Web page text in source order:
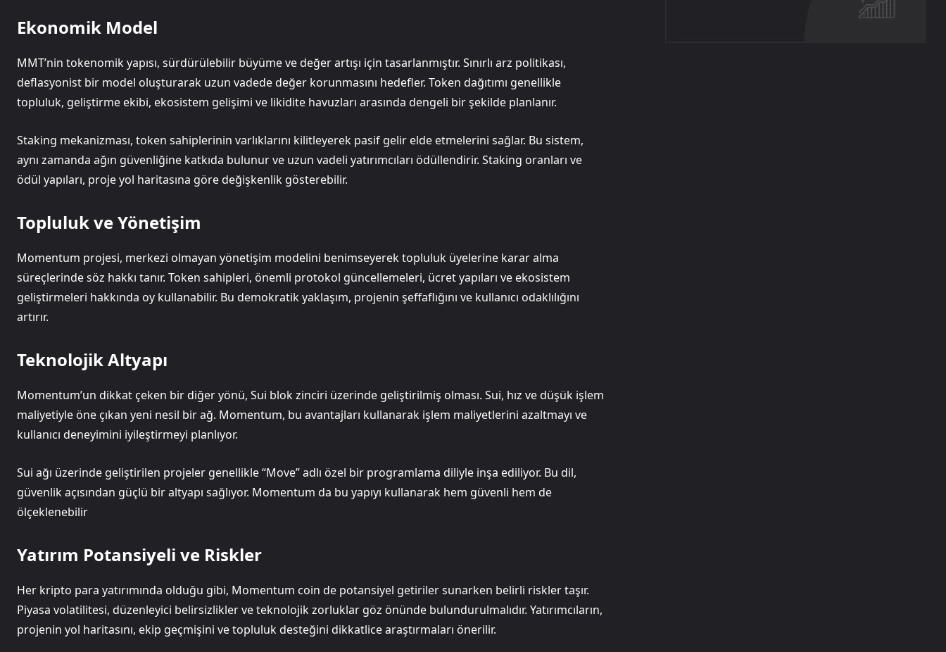
Ekonomik Model
MMT’nin tokenomik yapısı, sürdürülebilir büyüme ve değer artışı için tasarlanmıştır. Sınırlı arz politikası,
deflasyonist bir model oluşturarak uzun vadede değer korunmasını hedefler. Token dağıtımı genellikle
topluluk, geliştirme ekibi, ekosistem gelişimi ve likidite havuzları arasında dengeli bir şekilde planlanır.
Staking mekanizması, token sahiplerinin varlıklarını kilitleyerek pasif gelir elde etmelerini sağlar. Bu sistem,
aynı zamanda ağın güvenliğine katkıda bulunur ve uzun vadeli yatırımcıları ödüllendirir. Staking oranları ve
ödül yapıları, proje yol haritasına göre değişkenlik gösterebilir.
Topluluk ve Yönetişim
Momentum projesi, merkezi olmayan yönetişim modelini benimseyerek topluluk üyelerine karar alma
süreçlerinde söz hakkı tanır. Token sahipleri, önemli protokol güncellemeleri, ücret yapıları ve ekosistem
geliştirmeleri hakkında oy kullanabilir. Bu demokratik yaklaşım, projenin şeffaflığını ve kullanıcı odaklılığını
artırır.
Teknolojik Altyapı
Momentum’un dikkat çeken bir diğer yönü, Sui blok zinciri üzerinde geliştirilmiş olması. Sui, hız ve düşük işlem
maliyetiyle öne çıkan yeni nesil bir ağ. Momentum, bu avantajları kullanarak işlem maliyetlerini azaltmayı ve
kullanıcı deneyimini iyileştirmeyi planlıyor.
Sui ağı üzerinde geliştirilen projeler genellikle “Move” adlı özel bir programlama diliyle inşa ediliyor. Bu dil,
güvenlik açısından güçlü bir altyapı sağlıyor. Momentum da bu yapıyı kullanarak hem güvenli hem de
ölçeklenebilir
Yatırım Potansiyeli ve Riskler
Her kripto para yatırımında olduğu gibi, Momentum coin de potansiyel getiriler sunarken belirli riskler taşır.
Piyasa volatilitesi, düzenleyici belirsizlikler ve teknolojik zorluklar göz önünde bulundurulmalıdır. Yatırımcıların,
projenin yol haritasını, ekip geçmişini ve topluluk desteğini dikkatlice araştırmaları önerilir.